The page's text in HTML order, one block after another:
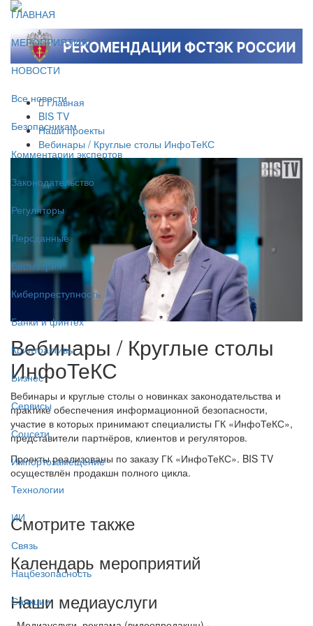
ГЛАВНАЯ
МЕРОПРИЯТИЯ
НОВОСТИ
Все новости
Безопасникам
Комментарии экспертов
Законодательство
Регуляторы
Персданные
Биометрия
Киберпреступность
Банки и финтех
Криптоактивы
Бизнес
Сервисы
Соцсети
Импортозамещение
Технологии
ИИ
Связь
Нацбезопасность
Санкции
Главная
BIS TV
Наши проекты
Вебинары / Круглые столы ИнфоТеКС
Вебинары / Круглые столы
ИнфоТеКС
Вебинары и круглые столы о новинках законодательства и
практике обеспечения информационной безопасности,
участие в которых принимают специалисты ГК «ИнфоТеКС»,
представители партнёров, клиентов и регуляторов.
Проекты реализованы по заказу ГК «ИнфоТеКС». BIS TV
осуществлён продакшн полного цикла.
Смотрите также
Календарь мероприятий
Наши медиауслуги